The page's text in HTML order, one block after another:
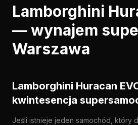
Lamborghini
— wynajem
Warszawa
Lamborghini Huracan
kwintesencja
Jeśli istnieje jeden samochód, który